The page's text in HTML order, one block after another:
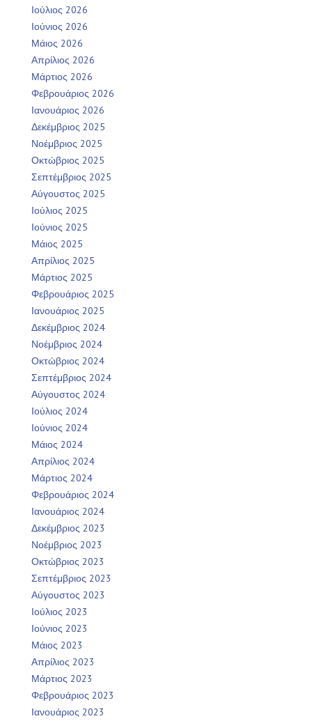
Ιούλιος 2026
Ιούνιος 2026
Μάιος 2026
Απρίλιος 2026
Μάρτιος 2026
Φεβρουάριος 2026
Ιανουάριος 2026
Δεκέμβριος 2025
Νοέμβριος 2025
Οκτώβριος 2025
Σεπτέμβριος 2025
Αύγουστος 2025
Ιούλιος 2025
Ιούνιος 2025
Μάιος 2025
Απρίλιος 2025
Μάρτιος 2025
Φεβρουάριος 2025
Ιανουάριος 2025
Δεκέμβριος 2024
Νοέμβριος 2024
Οκτώβριος 2024
Σεπτέμβριος 2024
Αύγουστος 2024
Ιούλιος 2024
Ιούνιος 2024
Μάιος 2024
Απρίλιος 2024
Μάρτιος 2024
Φεβρουάριος 2024
Ιανουάριος 2024
Δεκέμβριος 2023
Νοέμβριος 2023
Οκτώβριος 2023
Σεπτέμβριος 2023
Αύγουστος 2023
Ιούλιος 2023
Ιούνιος 2023
Μάιος 2023
Απρίλιος 2023
Μάρτιος 2023
Φεβρουάριος 2023
Ιανουάριος 2023